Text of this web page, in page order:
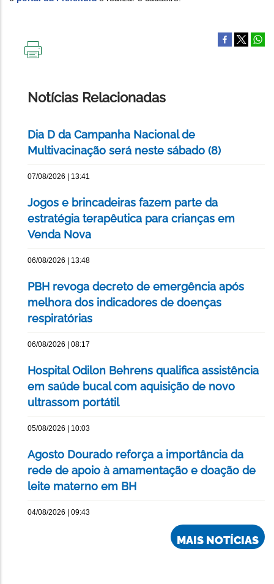
Notícias Relacionadas
Dia D da Campanha Nacional de
Multivacinação será neste sábado (8)
07/08/2026 | 13:41
Jogos e brincadeiras fazem parte da
estratégia terapêutica para crianças em
Venda Nova
06/08/2026 | 13:48
PBH revoga decreto de emergência após
melhora dos indicadores de doenças
respiratórias
06/08/2026 | 08:17
Hospital Odilon Behrens qualifica assistência
em saúde bucal com aquisição de novo
ultrassom portátil
05/08/2026 | 10:03
Agosto Dourado reforça a importância da
rede de apoio à amamentação e doação de
leite materno em BH
04/08/2026 | 09:43
MAIS NOTÍCIAS